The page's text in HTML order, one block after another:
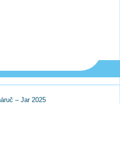
– Jar 2025